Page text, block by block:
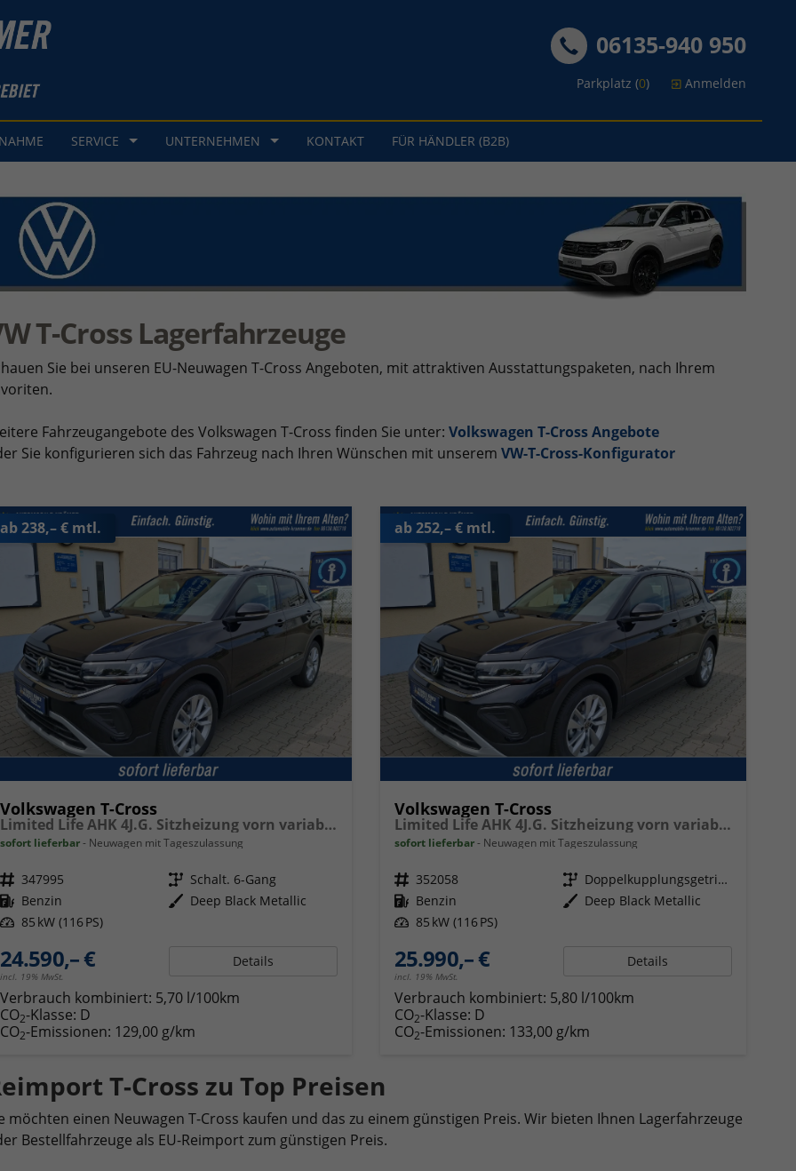
06135-940 950
Parkplatz (0) Anmelden
SERVICE UNTERNEHMEN KONTAKT FÜR HÄNDLER (B2B)
T-Cross Lagerfahrzeuge
Sie bei unseren EU-Neuwagen T-Cross Angeboten, mit attraktiven Ausstattungspaketen, nach Ihrem
Fahrzeugangebote des Volkswagen T-Cross finden Sie unter: Volkswagen T-Cross Angebote
Sie konfigurieren sich das Fahrzeug nach Ihren Wünschen mit unserem VW-T-Cross-Konfigurator
ab 238,– € mtl.
Volkswagen T-Cross
Limited Life AHK 4J.G. Sitzheizung vorn variabler Ladeboden PDC Radio 17 Zoll LM
sofort lieferbar Neuwagen mit Tageszulassung
Fahrzeugnr. 347995 Getriebe Schalt. 6-Gang
Kraftstoff Benzin Außenfarbe Deep Black Metallic
Leistung 85 kW (116 PS)
24.590,– €
incl. 19% MwSt.
Details
Verbrauch kombiniert: 5,70 l/100km
CO2-Klasse: D
CO2-Emissionen: 129,00 g/km
ab 252,– € mtl.
Volkswagen T-Cross
Limited Life AHK 4J.G. Sitzheizung vorn variabler Ladeboden PDC Radio 17 Zoll LM
sofort lieferbar Neuwagen mit Tageszulassung
Fahrzeugnr. 352058 Getriebe
Doppelkupplungsgetriebe (DSG)
Kraftstoff Benzin Außenfarbe Deep Black Metallic
Leistung 85 kW (116 PS)
25.990,– €
incl. 19% MwSt.
Details
Verbrauch kombiniert: 5,80 l/100km
CO2-Klasse: D
CO2-Emissionen: 133,00 g/km
T-Cross zu Top Preisen
möchten einen Neuwagen T-Cross kaufen und das zu einem günstigen Preis. Wir bieten Ihnen Lagerfahrzeuge
Bestellfahrzeuge als EU-Reimport zum günstigen Preis.